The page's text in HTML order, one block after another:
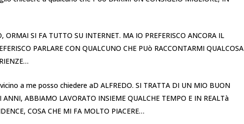
ORMAI SI FA TUTTO SU INTERNET. MA IO PREFERISCO ANCORA IL
PARLARE CON QUALCUNO CHE PUò RACCONTARMI QUALCOSA
vicino a me posso chiedere aD ALFREDO. SI TRATTA DI UN MIO BUON
ANNI, ABBIAMO LAVORATO INSIEME QUALCHE TEMPO E IN REALTà
COSA CHE MI FA MOLTO PIACERE…